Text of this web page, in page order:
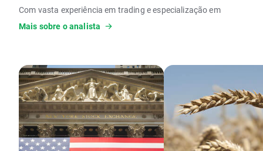
Com vasta experiência em trading e especialização em
análise técnica e fundamental, destaca-se pela capacidade
de transformar informação complexa em insights claros,
Concluiu recentemente com sucesso o Nível I do CFA e
encontra-se atualmente a preparar o Nível II. O seu trabalho
contribui para decisões de investimento mais informadas,
reforçando a missão da XTB de promover conhecimento
financeiro rigoroso e confiável.
Mais sobre o analista